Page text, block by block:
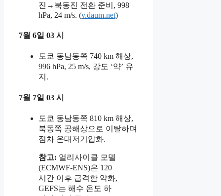
진→북동진 전환 준비, 998
hPa, 24 m/s. (v.daum.net)
7월 6일 03 시
도쿄 동남동쪽 740 km 해상,
996 hPa, 25 m/s, 강도 ‘약’ 유
지.
7월 7일 03 시
도쿄 동남동쪽 810 km 해상,
북동쪽 공해상으로 이탈하며
점차 온대저기압화.
참고: 얼리사이클 모델
(ECMWF-ENS)은 120
시간 이후 급격한 약화,
GEFS는 해수 온도 하